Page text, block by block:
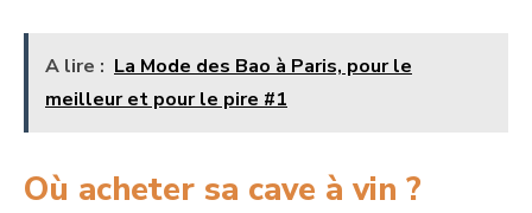
A lire : La Mode des Bao à Paris, pour le
meilleur et pour le pire #1
Où acheter sa cave à vin ?